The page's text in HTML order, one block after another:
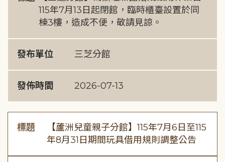
115年7月13日起閉館，臨時櫃臺設置於同
棟3樓，造成不便，敬請見諒。
發布單位 三芝分館
發佈時間 2026-07-13
標題
【蘆洲兒童親子分館】115年7月6日至115
年8月31日期間玩具借用規則調整公告